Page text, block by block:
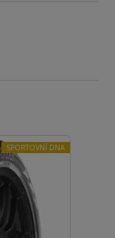
SPORTOVNÍ DNA